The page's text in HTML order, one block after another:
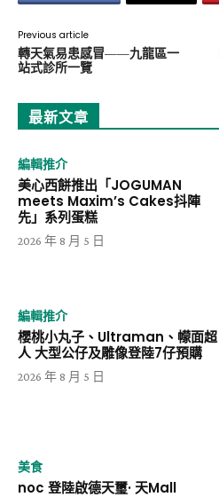
Previous article
轉天氣易患感冒——九龍區一
站式診所一覽
最新文章
編輯推介
美心西餅推出「JOGUMAN
meets Maxim’s Cakes抖陣
先」系列蛋糕
2026 年 8 月 5 日
編輯推介
櫻桃小丸子、Ultraman、幪面超
人 大型公仔及雕像登陸7仔預購
2026 年 8 月 5 日
美食
noc 登陸啟德天璽· 天Mall